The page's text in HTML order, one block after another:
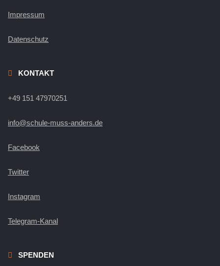
Impressum
Datenschutz
KONTAKT
+49 151 47970251
info@schule-muss-anders.de
Facebook
Twitter
Instagram
Telegram-Kanal
SPENDEN